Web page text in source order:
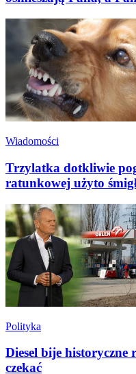
Wiadomości
Trzylatka dotkliwie
ratunkowej użyto
Polityka
Diesel bije historyczne
czekać